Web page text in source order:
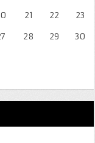
21 22
23
28 29
30